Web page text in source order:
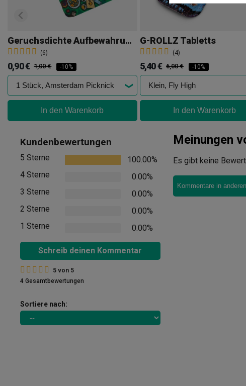
Geruchsdichte Aufbewahrungstasche 100x125 Mm
(6)
0,90 € 1,00 € -10%
In den Warenkorb
G-ROLLZ Tabletts
(4)
5,40 € 6,00 € -10%
In den Warenkorb
Kundenbewertungen
5 Sterne
100.00%
4 Sterne
0.00%
3 Sterne
0.00%
2 Sterne
0.00%
1 Sterne
0.00%
Schreib deinen Kommentar
5 von 5
4 Gesamtbewertungen
Sortiere nach:
Meinungen
Es gibt keine
Kommentare in